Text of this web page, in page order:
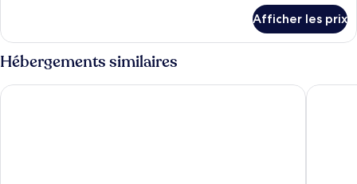
Chambre
Afficher les prix
Hébergements similaires
Massimi City Garden Hotel The